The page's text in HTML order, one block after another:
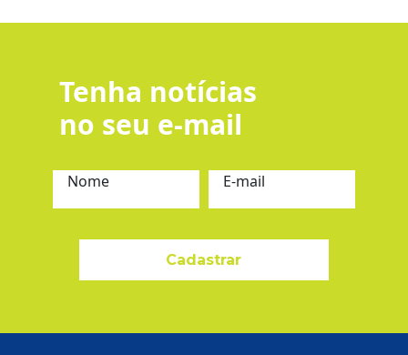
Tenha notícias
no seu e-mail
Nome E-mail
Cadastrar